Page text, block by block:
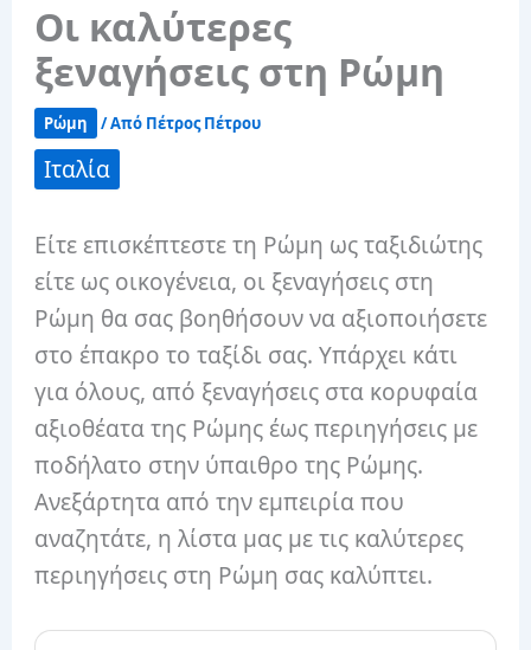
Οι καλύτερες
ξεναγήσεις στη Ρώμη
Ρώμη / Από Πέτρος Πέτρου
Ιταλία
Είτε επισκέπτεστε τη Ρώμη ως ταξιδιώτης
είτε ως οικογένεια, οι ξεναγήσεις στη
Ρώμη θα σας βοηθήσουν να αξιοποιήσετε
στο έπακρο το ταξίδι σας. Υπάρχει κάτι
για όλους, από ξεναγήσεις στα κορυφαία
αξιοθέατα της Ρώμης έως περιηγήσεις με
ποδήλατο στην ύπαιθρο της Ρώμης.
Ανεξάρτητα από την εμπειρία που
αναζητάτε, η λίστα μας με τις καλύτερες
περιηγήσεις στη Ρώμη σας καλύπτει.